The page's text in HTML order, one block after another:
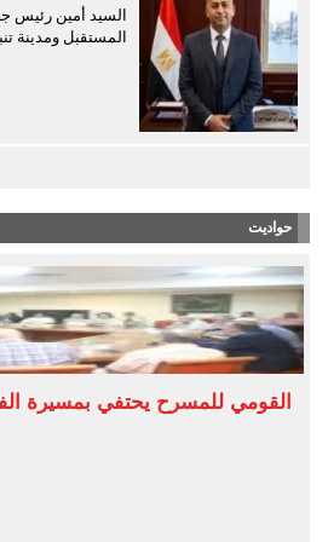
السيد أمين رئيس
المستقبل ومدينة
حواديت
القومي للمسرح يحتفي بمسيرة